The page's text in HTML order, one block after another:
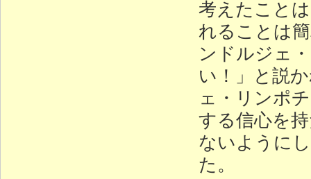
考えたこと
れることは
ンドルジェ
い！」と説
ェ・リンポ
する信心を
ないように
た。